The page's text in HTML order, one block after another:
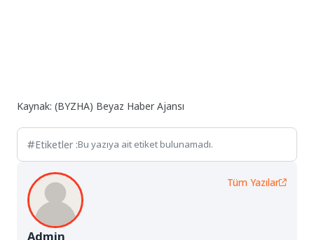
Kaynak: (BYZHA) Beyaz Haber Ajansı
Etiketler :Bu yazıya ait etiket bulunamadı.
Admin
Tüm Yazılar